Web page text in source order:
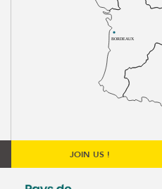
BORDEAUX
JOIN US !